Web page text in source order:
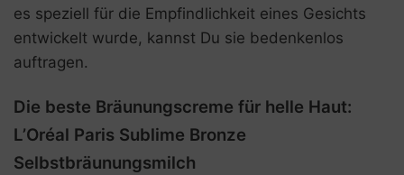
es speziell für die Empfindlichkeit eines Gesichts
entwickelt wurde, kannst Du sie bedenkenlos
auftragen.
Die beste Bräunungscreme für helle Haut:
L’Oréal Paris Sublime Bronze
Selbstbräunungsmilch